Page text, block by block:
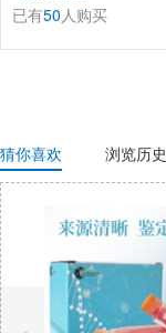
已有50人购买
猜你喜欢 浏览历史